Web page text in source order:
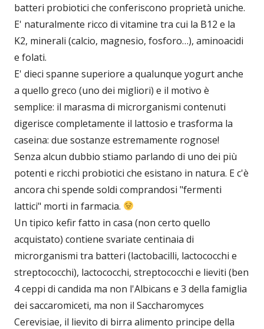
batteri probiotici che conferiscono proprietà uniche.
E' naturalmente ricco di vitamine tra cui la B12 e la
K2, minerali (calcio, magnesio, fosforo…), aminoacidi
e folati.
E' dieci spanne superiore a qualunque yogurt anche
a quello greco (uno dei migliori) e il motivo è
semplice: il marasma di microrganismi contenuti
digerisce completamente il lattosio e trasforma la
caseina: due sostanze estremamente rognose!
Senza alcun dubbio stiamo parlando di uno dei più
potenti e ricchi probiotici che esistano in natura. E c'è
ancora chi spende soldi comprandosi "fermenti
lattici" morti in farmacia.
Un tipico kefir fatto in casa (non certo quello
acquistato) contiene svariate centinaia di
microrganismi tra batteri (lactobacilli, lactococchi e
streptococchi), lactococchi, streptococchi e lieviti (ben
4 ceppi di candida ma non l'Albicans e 3 della famiglia
dei saccaromiceti, ma non il Saccharomyces
Cerevisiae, il lievito di birra alimento principe della